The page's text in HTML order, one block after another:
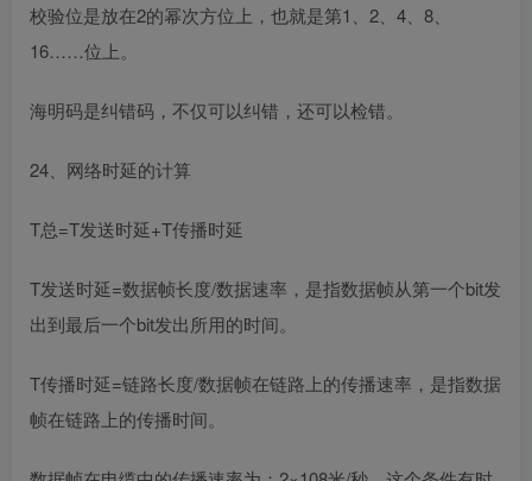
校验位是放在2的幂次方位上，也就是第1、2、4、8、
16……位上。
海明码是纠错码，不仅可以纠错，还可以检错。
24、网络时延的计算
T总=T发送时延+T传播时延
T发送时延=数据帧长度/数据速率，是指数据帧从第一个bit发
出到最后一个bit发出所用的时间。
T传播时延=链路长度/数据帧在链路上的传播速率，是指数据
帧在链路上的传播时间。